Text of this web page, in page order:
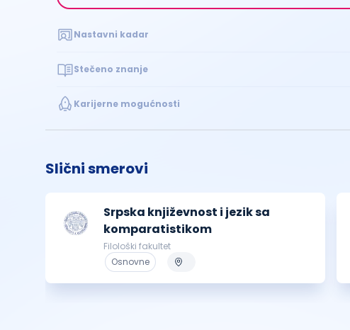
Nastavni kadar
Stečeno znanje
Karijerne mogućnosti
Slični smerovi
Srpska književnost i jezik sa
komparatistikom
Filološki fakultet
Osnovne